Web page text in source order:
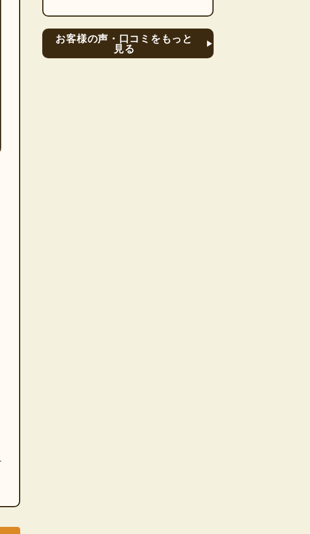
お客様の声・口コミをもっと
見る